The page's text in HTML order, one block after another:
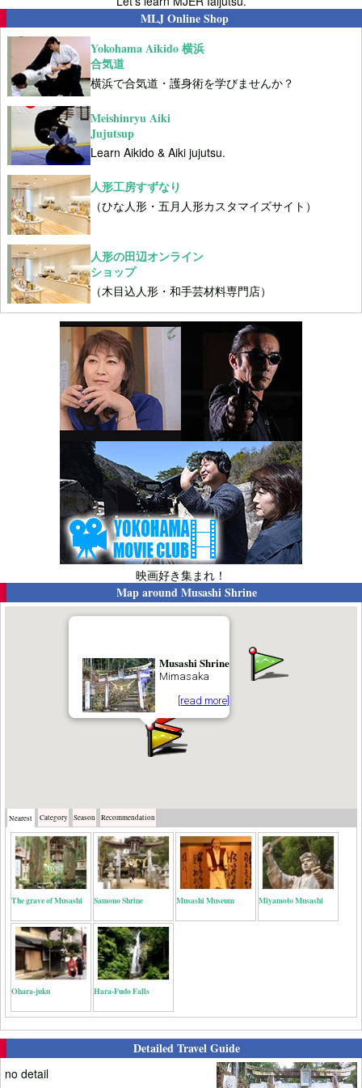
MLJ Online Shop
Yokohama Aikido 横浜
合気道
横浜で合気道・護身術を学びませんか？
Meishinryu Aiki
Jujutsup
Learn Aikido & Aiki jujutsu.
人形工房すずなり
（ひな人形・五月人形カスタマイズサイト）
人形の田辺オンライン
ショップ
（木目込人形・和手芸材料専門店）
映画好き集まれ！
Map aroundMusashi Shrine
Musashi Shrine
Mimasaka
[read more]
Nearest Category Season Recommendation
The grave of Musashi Samono Shrine Musashi Museum Miyamoto Musashi
Ohara-juku Hara-Fudo Falls
Detailed Travel Guide
no detail